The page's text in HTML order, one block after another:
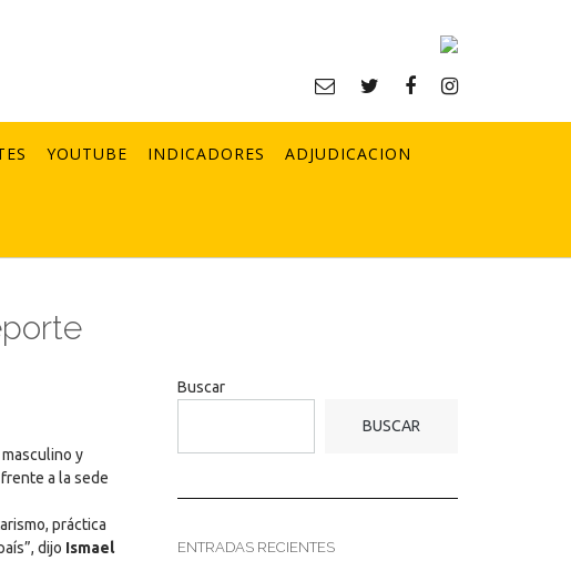
YOUTUBE INDICADORES ADJUDICACION
y
a la sede
práctica
dijo Ismael
Buscar
BUSCAR
ENTRADAS RECIENTES